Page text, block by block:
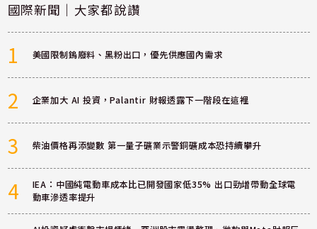
國際新聞｜大家都說讚
1 美國限制鎢廢料、黑粉出口，優先供應國內需求
2 企業加大 AI 投資，Palantir 財報透露下一階段在這裡
3 柴油價格再添變數 第一量子礦業示警銅礦成本恐持續攀升
4
IEA：中國純電動車成本比已開發國家低35% 出口勁增帶動全球電
動車滲透率提升